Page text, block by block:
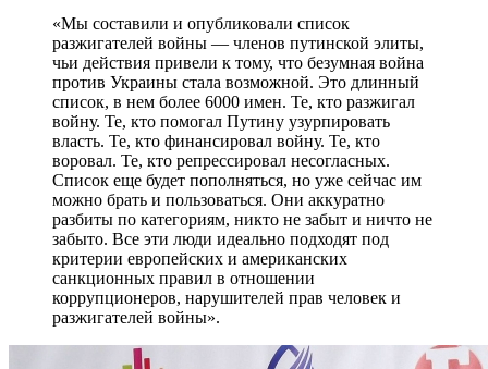
«Мы составили и опубликовали список
разжигателей войны — членов путинской элиты,
чьи действия привели к тому, что безумная война
против Украины стала возможной. Это длинный
список, в нем более 6000 имен. Те, кто разжигал
войну. Те, кто помогал Путину узурпировать
власть. Те, кто финансировал войну. Те, кто
воровал. Те, кто репрессировал несогласных.
Список еще будет пополняться, но уже сейчас им
можно брать и пользоваться. Они аккуратно
разбиты по категориям, никто не забыт и ничто не
забыто. Все эти люди идеально подходят под
критерии европейских и американских
санкционных правил в отношении
коррупционеров, нарушителей прав человек и
разжигателей войны».